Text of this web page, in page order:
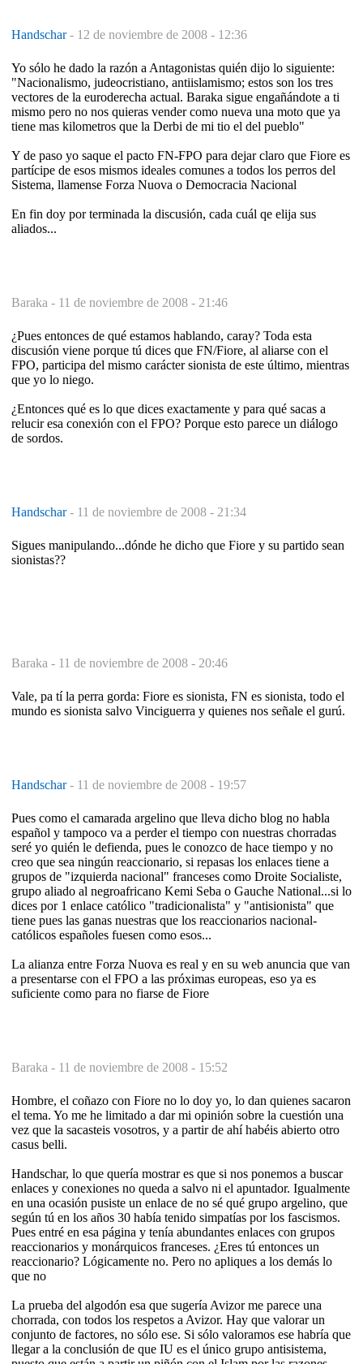
Handschar- 12 de noviembre de 2008 - 12:36
Yo sólo he dado la razón a Antagonistas quién dijo lo siguiente:
"Nacionalismo, judeocristiano, antiislamismo; estos son los tres
vectores de la euroderecha actual. Baraka sigue engañándote a ti
mismo pero no nos quieras vender como nueva una moto que ya
tiene mas kilometros que la Derbi de mi tio el del pueblo"
Y de paso yo saque el pacto FN-FPO para dejar claro que Fiore es
partícipe de esos mismos ideales comunes a todos los perros del
Sistema, llamense Forza Nuova o Democracia Nacional
En fin doy por terminada la discusión, cada cuál qe elija sus
aliados...
Baraka - 11 de noviembre de 2008 - 21:46
¿Pues entonces de qué estamos hablando, caray? Toda esta
discusión viene porque tú dices que FN/Fiore, al aliarse con el
FPO, participa del mismo carácter sionista de este último, mientras
que yo lo niego.
¿Entonces qué es lo que dices exactamente y para qué sacas a
relucir esa conexión con el FPO? Porque esto parece un diálogo
de sordos.
Handschar- 11 de noviembre de 2008 - 21:34
Sigues manipulando...dónde he dicho que Fiore y su partido sean
sionistas??
Baraka - 11 de noviembre de 2008 - 20:46
Vale, pa tí la perra gorda: Fiore es sionista, FN es sionista, todo el
mundo es sionista salvo Vinciguerra y quienes nos señale el gurú.
Handschar- 11 de noviembre de 2008 - 19:57
Pues como el camarada argelino que lleva dicho blog no habla
español y tampoco va a perder el tiempo con nuestras chorradas
seré yo quién le defienda, pues le conozco de hace tiempo y no
creo que sea ningún reaccionario, si repasas los enlaces tiene a
grupos de "izquierda nacional" franceses como Droite Socialiste,
grupo aliado al negroafricano Kemi Seba o Gauche National...si lo
dices por 1 enlace católico "tradicionalista" y "antisionista" que
tiene pues las ganas nuestras que los reaccionarios nacional-
católicos españoles fuesen como esos...
La alianza entre Forza Nuova es real y en su web anuncia que van
a presentarse con el FPO a las próximas europeas, eso ya es
suficiente como para no fiarse de Fiore
Baraka - 11 de noviembre de 2008 - 15:52
Hombre, el coñazo con Fiore no lo doy yo, lo dan quienes sacaron
el tema. Yo me he limitado a dar mi opinión sobre la cuestión una
vez que la sacasteis vosotros, y a partir de ahí habéis abierto otro
casus belli.
Handschar, lo que quería mostrar es que si nos ponemos a buscar
enlaces y conexiones no queda a salvo ni el apuntador. Igualmente
en una ocasión pusiste un enlace de no sé qué grupo argelino, que
según tú en los años 30 había tenido simpatías por los fascismos.
Pues entré en esa página y tenía abundantes enlaces con grupos
reaccionarios y monárquicos franceses. ¿Eres tú entonces un
reaccionario? Lógicamente no. Pero no apliques a los demás lo
que no
La prueba del algodón esa que sugería Avizor me parece una
chorrada, con todos los respetos a Avizor. Hay que valorar un
conjunto de factores, no sólo ese. Si sólo valoramos ese habría que
llegar a la conclusión de que IU es el único grupo antisistema,